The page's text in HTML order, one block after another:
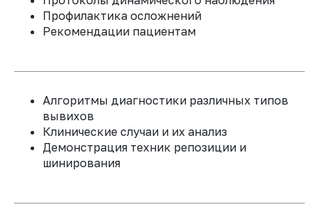
Профилактика осложнений
Рекомендации пациентам
Алгоритмы диагностики различных типов
вывихов
Клинические случаи и их анализ
Демонстрация техник репозиции и
шинирования
Доступ к учебным материалам
курса по домашнем заданиям